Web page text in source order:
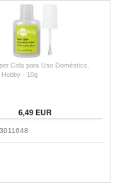
Cola para Uso Doméstico,
Hobby - 10g
6,49EUR
3011648